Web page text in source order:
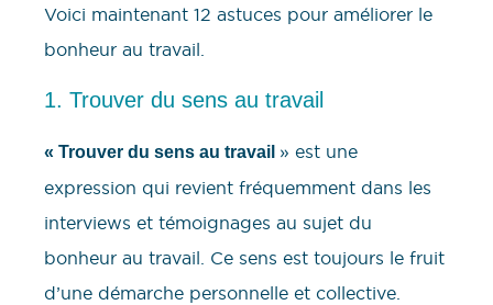
Voici maintenant 12 astuces pour améliorer le
bonheur au travail.
1. Trouver du sens au travail
« Trouver du sens au travail » est une
expression qui revient fréquemment dans les
interviews et témoignages au sujet du
bonheur au travail. Ce sens est toujours le fruit
d’une démarche personnelle et collective.